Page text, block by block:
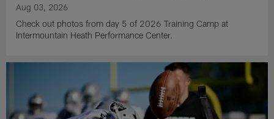
Aug 03, 2026
Check out photos from day 5 of 2026 Training Camp at
Intermountain Heath Performance Center.